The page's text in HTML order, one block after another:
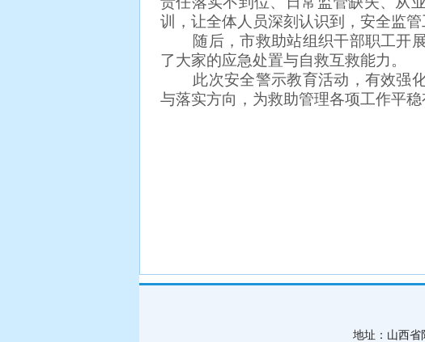
训，让全体人员深刻认识到，安全监
随后，市救助站组织干部职工开展
了大家的应急处置与自救互救能力。
此次安全警示教育活动，有效强化
与落实方向，为救助管理各项工作平
地址：山西